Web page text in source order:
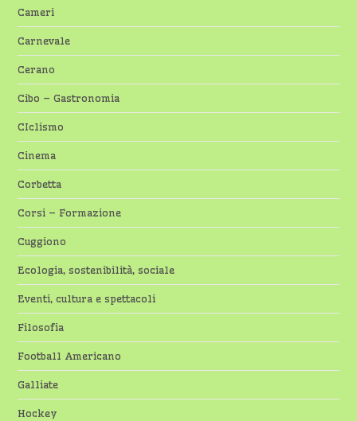
Cameri
Carnevale
Cerano
Cibo – Gastronomia
CIclismo
Cinema
Corbetta
Corsi – Formazione
Cuggiono
Ecologia, sostenibilità, sociale
Eventi, cultura e spettacoli
Filosofia
Football Americano
Galliate
Hockey